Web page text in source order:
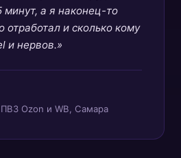
минут, а я наконец-то
отработал и сколько кому
и нервов.»
Ozon и WB, Самара